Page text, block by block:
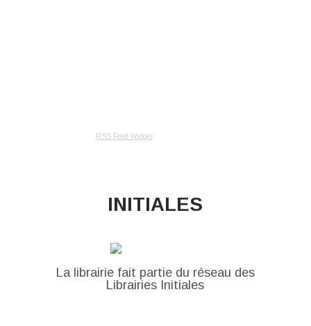
RSS Feed Widget
INITIALES
La librairie fait partie du réseau des
Librairies Initiales